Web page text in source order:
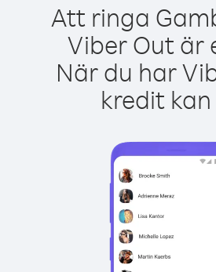
Att ringa
Viber Out är
När du har
kredit kan